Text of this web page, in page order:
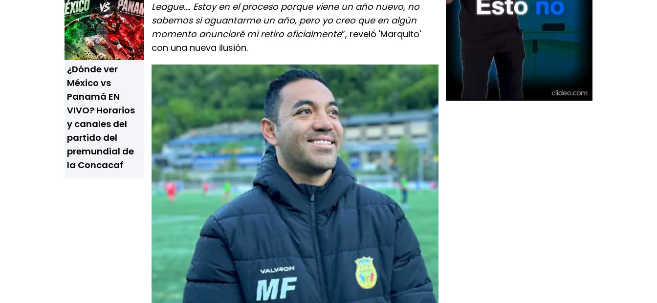
¿Dónde ver
México vs
Panamá EN
VIVO? Horarios
y canales del
partido del
premundial de
la Concacaf
League…. Estoy en el proceso porque viene un año nuevo, no
sabemos si aguantarme un año, pero yo creo que en algún
momento anunciaré mi retiro oficialmente”, reveló 'Marquito'
con una nueva ilusión.